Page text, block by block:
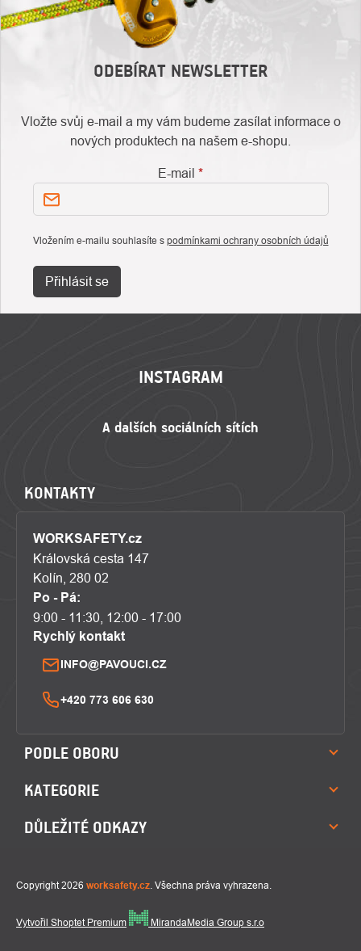
ODEBÍRAT NEWSLETTER
Vložte svůj e-mail a my vám budeme zasílat informace o
nových produktech na našem e-shopu.
E-mail
Vložením e-mailu souhlasíte s podmínkami ochrany osobních údajů
Přihlásit se
INSTAGRAM
KONTAKTY
WORKSAFETY.cz
Královská cesta 147
Kolín, 280 02
Po - Pá:
9:00 - 11:30, 12:00 - 17:00
Rychlý kontakt
INFO@PAVOUCI.CZ
+420 773 606 630
PODLE OBORU
KATEGORIE
DŮLEŽITÉ ODKAZY
Vytvořil Shoptet Premium MirandaMedia Group s.r.o
Copyright 2026 worksafety.cz. Všechna práva vyhrazena.